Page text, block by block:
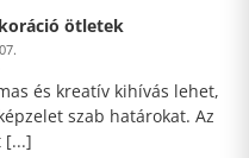
ötletek
és kreatív kihívás lehet,
szab határokat. Az
[...]